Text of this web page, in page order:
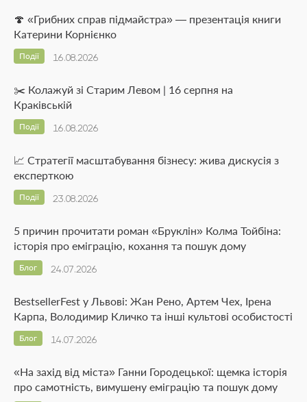
🍄 «Грибних справ підмайстра» — презентація книги
Катерини Корнієнко
16.08.2026
Події
✂️ Колажуй зі Старим Левом | 16 серпня на
Краківській
16.08.2026
Події
📈 Стратегії масштабування бізнесу: жива дискусія з
експерткою
23.08.2026
Події
5 причин прочитати роман «Бруклін» Колма Тойбіна:
історія про еміграцію, кохання та пошук дому
24.07.2026
Блог
BestsellerFest у Львові: Жан Рено, Артем Чех, Ірена
Карпа, Володимир Кличко та інші культові особистості
14.07.2026
Блог
«На захід від міста» Ганни Городецької: щемка історія
про самотність, вимушену еміграцію та пошук дому